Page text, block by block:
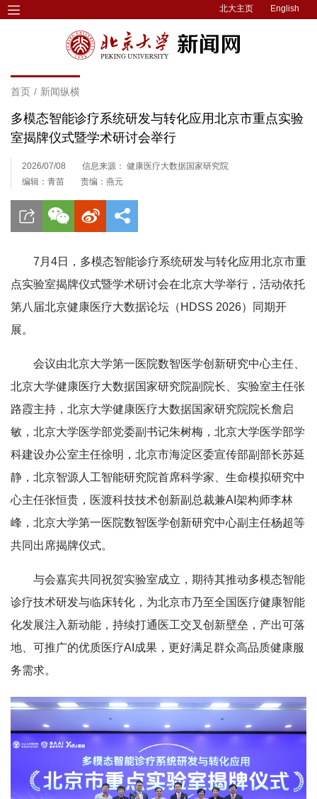
北大主页 English
首页 / 新闻纵横
多模态智能诊疗系统研发与转化应用北京市重点实验
室揭牌仪式暨学术研讨会举行
2026/07/08
信息来源： 健康医疗大数据国家研究院
编辑：青苗
责编：燕元
7月4日，多模态智能诊疗系统研发与转化应用北京市重
点实验室揭牌仪式暨学术研讨会在北京大学举行，活动依托
第八届北京健康医疗大数据论坛（HDSS 2026）同期开
展。
会议由北京大学第一医院数智医学创新研究中心主任、
北京大学健康医疗大数据国家研究院副院长、实验室主任张
路霞主持，北京大学健康医疗大数据国家研究院院长詹启
敏，北京大学医学部党委副书记朱树梅，北京大学医学部学
科建设办公室主任徐明，北京市海淀区委宣传部副部长苏延
静，北京智源人工智能研究院首席科学家、生命模拟研究中
心主任张恒贵，医渡科技技术创新副总裁兼AI架构师李林
峰，北京大学第一医院数智医学创新研究中心副主任杨超等
共同出席揭牌仪式。
与会嘉宾共同祝贺实验室成立，期待其推动多模态智能
诊疗技术研发与临床转化，为北京市乃至全国医疗健康智能
化发展注入新动能，持续打通医工交叉创新壁垒，产出可落
地、可推广的优质医疗AI成果，更好满足群众高品质健康服
务需求。